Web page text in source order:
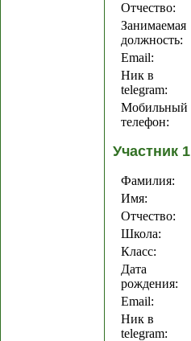
Отчество:
Занимаемая
должность:
Email:
Ник в
telegram:
Мобильный
телефон:
Участник 1
Фамилия:
Имя:
Отчество:
Школа:
Класс:
Дата
рождения:
Email:
Ник в
telegram: